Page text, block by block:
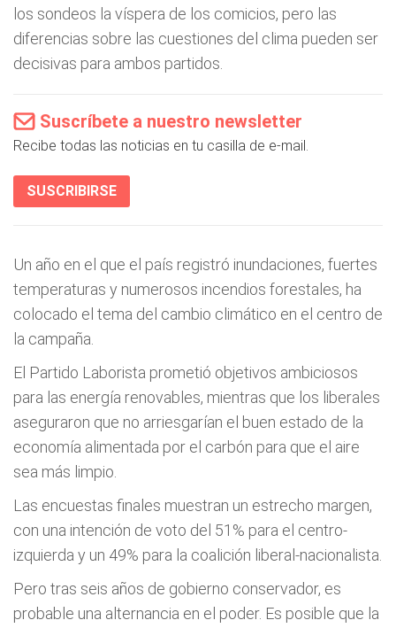
los sondeos la víspera de los comicios, pero las
diferencias sobre las cuestiones del clima pueden ser
decisivas para ambos partidos.
Suscríbete a nuestro newsletter
Recibe todas las noticias en tu casilla de e-mail.
SUSCRIBIRSE
Un año en el que el país registró inundaciones, fuertes
temperaturas y numerosos incendios forestales, ha
colocado el tema del cambio climático en el centro de
la campaña.
El Partido Laborista prometió objetivos ambiciosos
para las energía renovables, mientras que los liberales
aseguraron que no arriesgarían el buen estado de la
economía alimentada por el carbón para que el aire
sea más limpio.
Las encuestas finales muestran un estrecho margen,
con una intención de voto del 51% para el centro-
izquierda y un 49% para la coalición liberal-nacionalista.
Pero tras seis años de gobierno conservador, es
probable una alternancia en el poder. Es posible que la